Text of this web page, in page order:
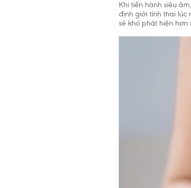
Khi tiến hành siêu
định giới tính thai lúc
sẽ khó phát hiện